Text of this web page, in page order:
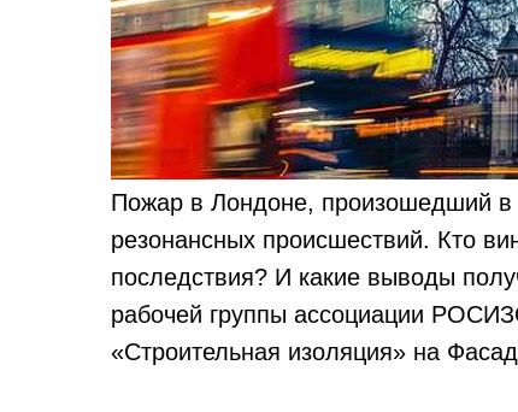
Пожар в Лондоне, произошедший в
резонансных происшествий. Кто
последствия? И какие выводы
рабочей группы ассоциации
«Строительная изоляция» на